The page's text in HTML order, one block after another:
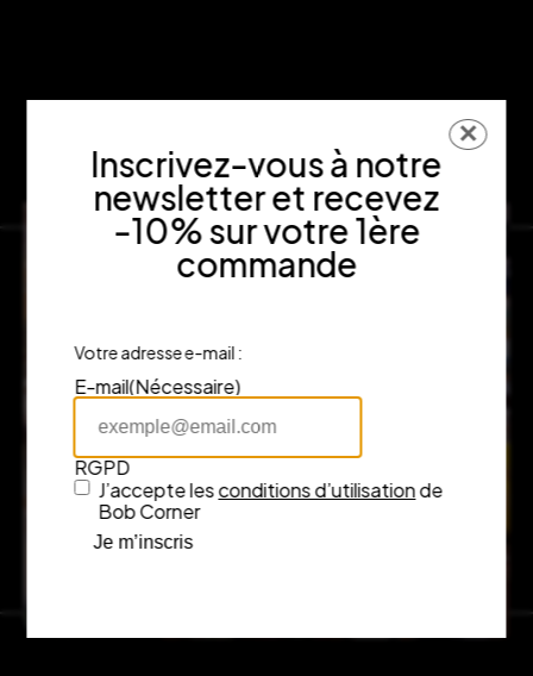
Inscrivez-vous à notre
newsletter et recevez
-10% sur votre 1ère
commande
Votre adresse e-mail :
E-mail(Nécessaire)
RGPD
J’accepte lesconditions d’utilisationde
Bob Corner
Je m’inscris
✕